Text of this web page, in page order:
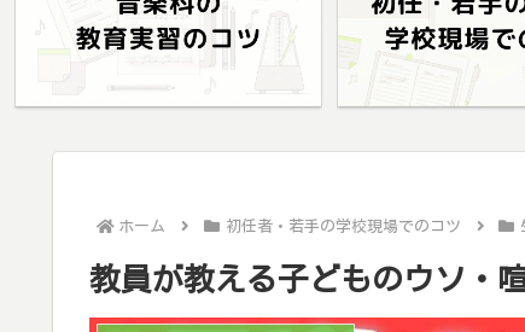
ホーム 初任者・若手の学校現場でのコツ
教員が教える子どものウソ・